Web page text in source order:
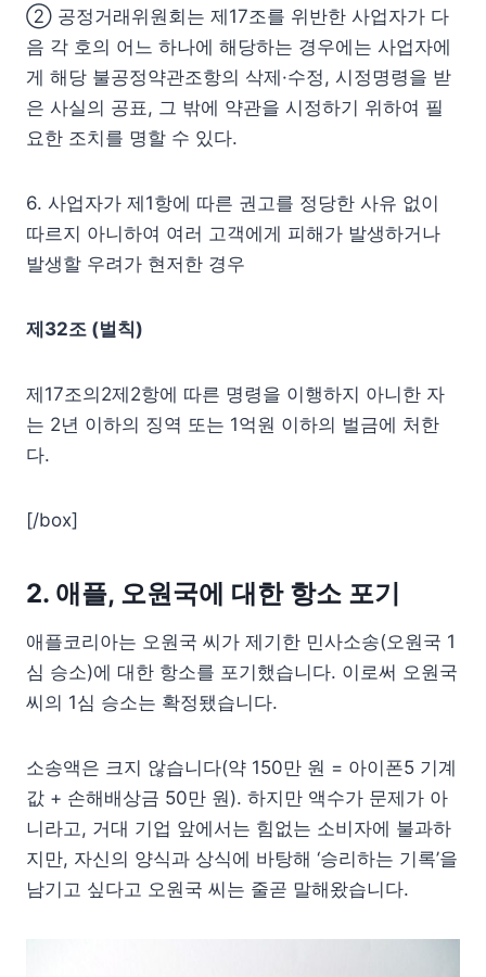
② 공정거래위원회는 제17조를 위반한 사업자가 다
음 각 호의 어느 하나에 해당하는 경우에는 사업자에
게 해당 불공정약관조항의 삭제·수정, 시정명령을 받
은 사실의 공표, 그 밖에 약관을 시정하기 위하여 필
요한 조치를 명할 수 있다.
6. 사업자가 제1항에 따른 권고를 정당한 사유 없이
따르지 아니하여 여러 고객에게 피해가 발생하거나
발생할 우려가 현저한 경우
제32조 (벌칙)
제17조의2제2항에 따른 명령을 이행하지 아니한 자
는 2년 이하의 징역 또는 1억원 이하의 벌금에 처한
다.
[/box]
2. 애플, 오원국에 대한 항소 포기
애플코리아는 오원국 씨가 제기한 민사소송(오원국 1
심 승소)에 대한 항소를 포기했습니다. 이로써 오원국
씨의 1심 승소는 확정됐습니다.
소송액은 크지 않습니다(약 150만 원 = 아이폰5 기계
값 + 손해배상금 50만 원). 하지만 액수가 문제가 아
니라고, 거대 기업 앞에서는 힘없는 소비자에 불과하
지만, 자신의 양식과 상식에 바탕해 ‘승리하는 기록’을
남기고 싶다고 오원국 씨는 줄곧 말해왔습니다.